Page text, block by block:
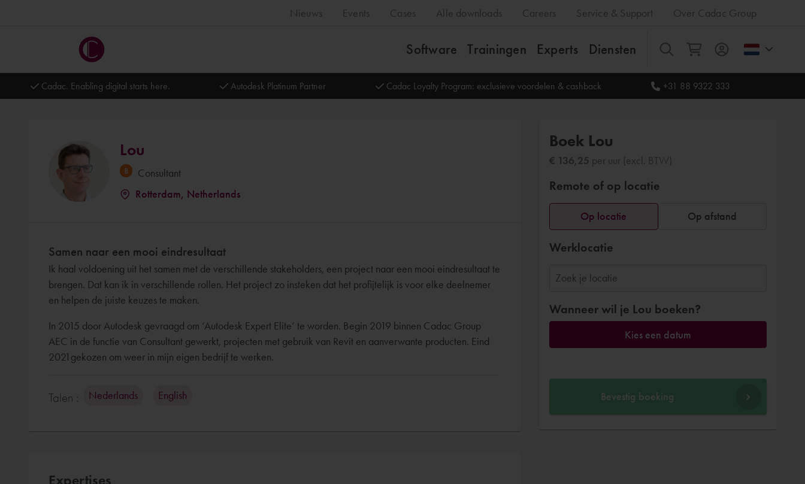
Nieuws Events Cases Alle downloads Careers Service & Support Over Cadac Group
Software Trainingen Experts Diensten Alles
Cadac. Enabling digital starts here. Autodesk Platinum Partner Cadac Loyalty Program: exclusieve voordelen & cashback +31 88 9322 333
Lou
Consultant
Rotterdam, Netherlands
Samen naar een mooi eindresultaat
Ik haal voldoening uit het samen met de verschillende stakeholders, een project naar een mooi eindresultaat te
brengen. Dat kan ik in verschillende rollen. Het project zo insteken dat het profijtelijk is voor elke deelnemer
en helpen de juiste keuzes te maken.
In 2015 door Autodesk gevraagd om ‘Autodesk Expert Elite’ te worden. Begin 2019 binnen Cadac Group
AEC in de functie van Consultant gewerkt, projecten met gebruik van Revit en aanverwante producten. Eind
2021gekozen om weer in mijn eigen bedrijf te werken.
Talen : Nederlands English
Expertises
Boek Lou
€ 136,25 per uur (excl. BTW)
Remote of op locatie
Op locatie Op afstand
Werklocatie
Wanneer wil je Lou boeken?
Kies een datum
Bevestig boeking